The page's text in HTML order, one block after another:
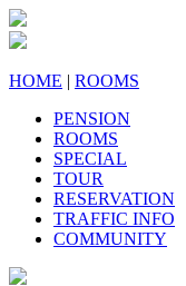
HOME | ROOMS
PENSION
ROOMS
SPECIAL
TOUR
RESERVATION
TRAFFIC INFO
COMMUNITY